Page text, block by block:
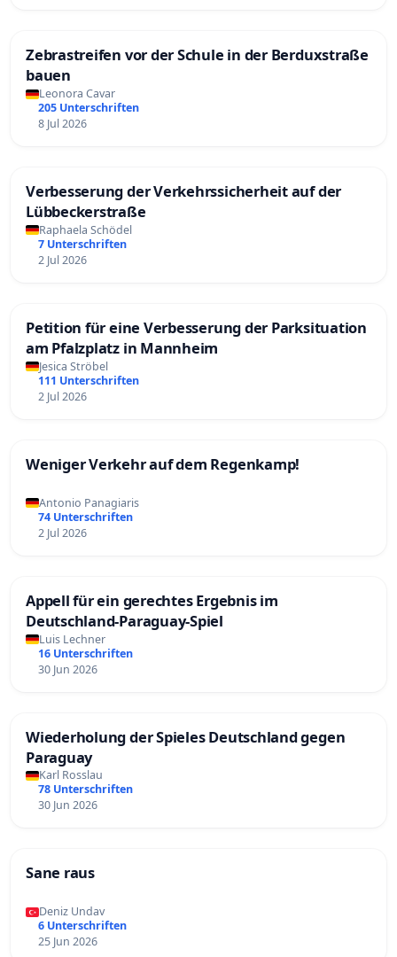
Zebrastreifen vor der Schule in der Berduxstraße
bauen
Leonora Cavar
205 Unterschriften
8 Jul 2026
Verbesserung der Verkehrssicherheit auf der
Lübbeckerstraße
Raphaela Schödel
7 Unterschriften
2 Jul 2026
Petition für eine Verbesserung der Parksituation
am Pfalzplatz in Mannheim
Jesica Ströbel
111 Unterschriften
2 Jul 2026
Weniger Verkehr auf dem Regenkamp!
Antonio Panagiaris
74 Unterschriften
2 Jul 2026
Appell für ein gerechtes Ergebnis im
Deutschland-Paraguay-Spiel
Luis Lechner
16 Unterschriften
30 Jun 2026
Wiederholung der Spieles Deutschland gegen
Paraguay
Karl Rosslau
78 Unterschriften
30 Jun 2026
Sane raus
Deniz Undav
6 Unterschriften
25 Jun 2026